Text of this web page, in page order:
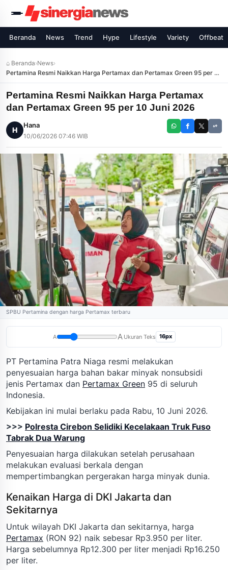
Beranda News Trend Hype Lifestyle Variety Offbeat
⌂ Beranda›News›
Pertamina Resmi Naikkan Harga Pertamax dan Pertamax Green 95 per 10
Juni 2026
Pertamina Resmi Naikkan Harga Pertamax
dan Pertamax Green 95 per 10 Juni 2026
H
Hana
10/06/2026 07:46 WIB
SPBU Pertamina dengan harga Pertamax terbaru
A A Ukuran Teks 16px
PT Pertamina Patra Niaga resmi melakukan
penyesuaian harga bahan bakar minyak nonsubsidi
jenis Pertamax dan Pertamax Green 95 di seluruh
Indonesia.
Kebijakan ini mulai berlaku pada Rabu, 10 Juni 2026.
>>> Polresta Cirebon Selidiki Kecelakaan Truk Fuso
Tabrak Dua Warung
Penyesuaian harga dilakukan setelah perusahaan
melakukan evaluasi berkala dengan
mempertimbangkan pergerakan harga minyak dunia.
Kenaikan Harga di DKI Jakarta dan
Sekitarnya
Untuk wilayah DKI Jakarta dan sekitarnya, harga
Pertamax (RON 92) naik sebesar Rp3.950 per liter.
Harga sebelumnya Rp12.300 per liter menjadi Rp16.250
per liter.